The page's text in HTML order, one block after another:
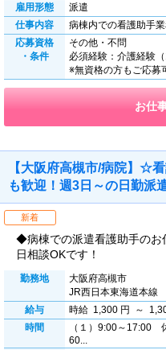
雇用形態
派遣
仕事内容
病棟内での看護助手
応募資格
・条件
その他・不問
必須経験：介護経験（
※無資格の方もご応募
お仕
【大阪府高槻市/病院】☆
も歓迎！週3日～の日勤派
新着
◆病棟での派遣看護助手の
日相談OKです！
勤務地
大阪府高槻市
JR西日本東海道本
給与
時給 1,300 円 ～
時間
（１）9:00～17:00
60...